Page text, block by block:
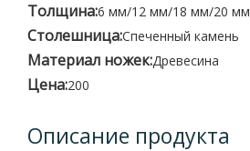
Толщина:6 мм/12 мм/18 мм/20 мм
Столешница:Спеченный камень
Материал ножек:Древесина
Цена:200
Описание продукта